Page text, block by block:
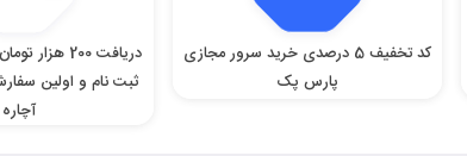
کد تخفیف 5 درصدی خرید سرور مجازی
پارس پک
دریافت 200
ثبت نام و اولین
آچاره